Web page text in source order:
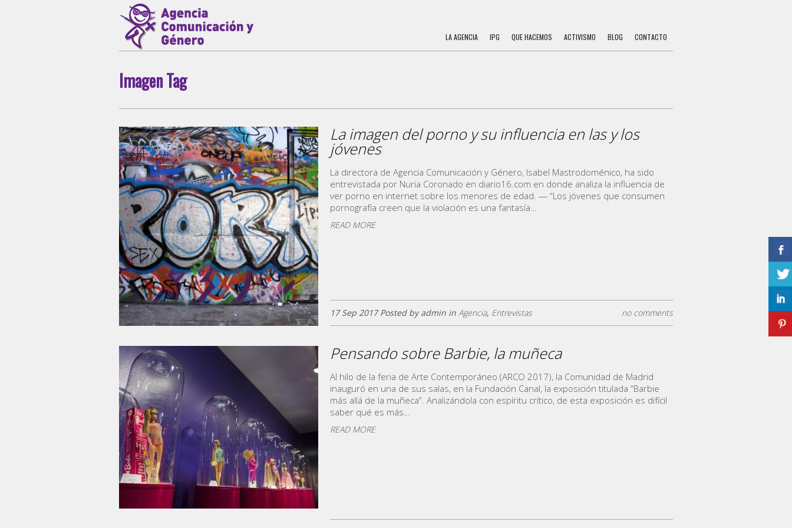
LA AGENCIA IPG QUE HACEMOS ACTIVISMO BLOG CONTACTO
Imagen Tag
La imagen del porno y su influencia en las y los
jóvenes
La directora de Agencia Comunicación y Género, Isabel Mastrodoménico, ha sido
entrevistada por Nuria Coronado en diario16.com en donde analiza la influencia de
ver porno en internet sobre los menores de edad. — “Los jóvenes que consumen
pornografía creen que la violación es una fantasía…
READ MORE
17 Sep 2017 Posted by admin inAgencia, Entrevistas no comments
Pensando sobre Barbie, la muñeca
Al hilo de la feria de Arte Contemporáneo (ARCO 2017), la Comunidad de Madrid
inauguró en una de sus salas, en la Fundación Canal, la exposición titulada “Barbie
más allá de la muñeca”. Analizándola con espíritu crítico, de esta exposición es difícil
saber qué es más…
READ MORE